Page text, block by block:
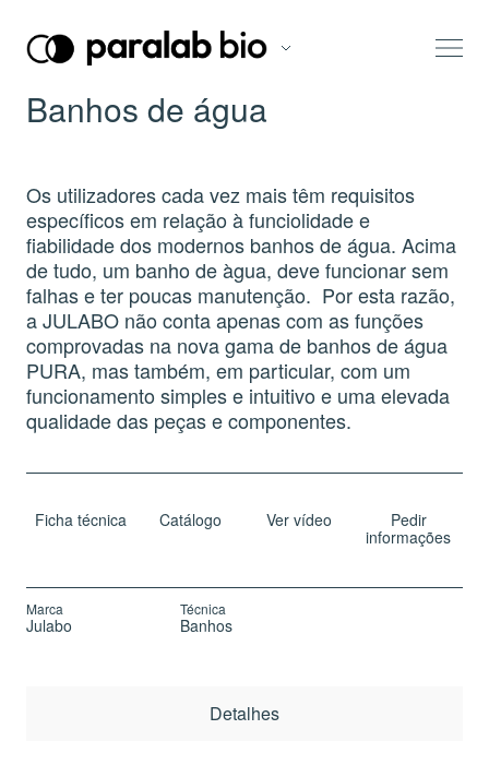
Banhos de água
Os utilizadores cada vez mais têm requisitos
específicos em relação à funciolidade e
fiabilidade dos modernos banhos de água. Acima
de tudo, um banho de àgua, deve funcionar sem
falhas e ter poucas manutenção. Por esta razão,
a JULABO não conta apenas com as funções
comprovadas na nova gama de banhos de água
PURA, mas também, em particular, com um
funcionamento simples e intuitivo e uma elevada
qualidade das peças e componentes.
Ficha técnica Catálogo Ver vídeo
Pedir
informações
Marca
Julabo
Técnica
Banhos
Detalhes